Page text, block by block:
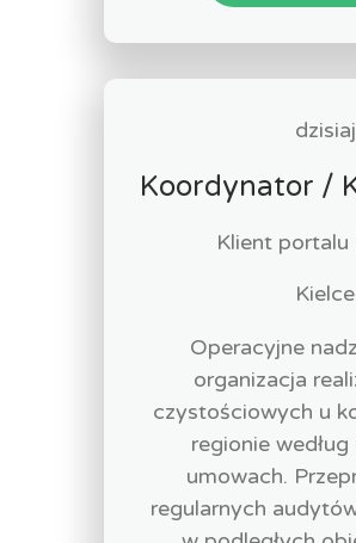
dzisiaj
Klient portalu
Kielce
Operacyjne
organizacja
czystościowych u
regionie
umowach.
regularnych